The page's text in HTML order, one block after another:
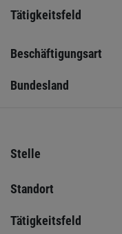
Tätigkeitsfeld
Beschäftigungsart
Bundesland
Stelle
Standort
Tätigkeitsfeld